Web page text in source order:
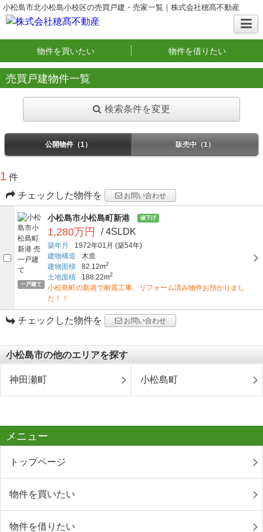
小松島市北小松島小校区の売買戸建・売家一覧｜株式会社穂髙不動産
物件を買いたい 物件を借りたい
売買戸建物件一覧
検索条件を変更
公開物件（1） 販売中（1）
1 件
チェックした物件を
お問い合わせ
一戸建て
小松島市小松島町新港 値下げ
1,280万円 / 4SLDK
築年月 1972年01月 (築54年)
建物構造
木造
建物面積
82.12m2
土地面積 188.22m2
小松島町の新港で耐震工事、リフォーム済み物件お預かりまし
た！！
チェックした物件を お問い合わせ
小松島市の他のエリアを探す
神田瀬町 小松島町
メニュー
トップページ
物件を買いたい
物件を借りたい